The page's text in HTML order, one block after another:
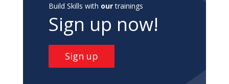
Build Skills with ourtrainings
Sign up now!
Sign up